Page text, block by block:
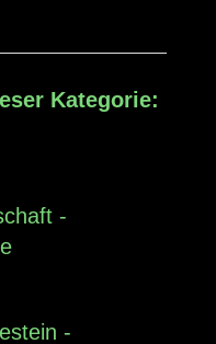
Kategorie:
-
-